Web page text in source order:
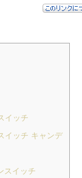
イッチ
イッチ キャンデ
スイッチ